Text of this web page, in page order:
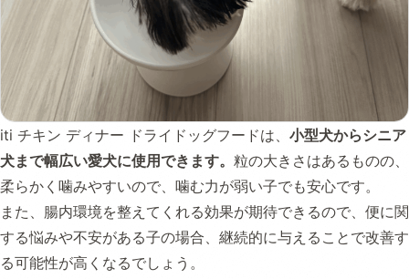
iti チキン ディナー ドライドッグフードは、 小型犬からシニア
犬まで幅広い愛犬に使用できます。 粒の大きさはあるものの、
柔らかく噛みやすいので、噛む力が弱い子でも安心です。
また、腸内環境を整えてくれる効果が期待できるので、便に関
する悩みや不安がある子の場合、継続的に与えることで改善す
る可能性が高くなるでしょう。